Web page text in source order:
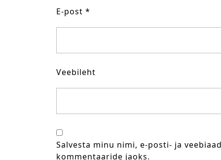
E-post *
Veebileht
Salvesta minu nimi, e-posti- ja
kommentaaride jaoks.